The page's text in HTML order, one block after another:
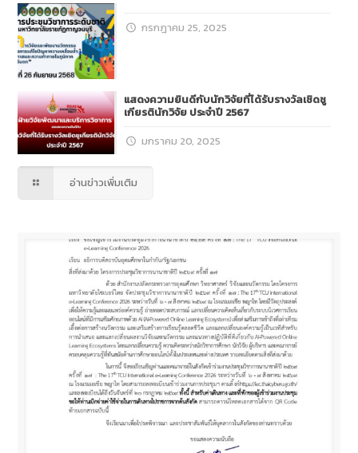
กรกฎาคม 25, 2025
แสดงความยินดีกับนักวิจัยที่ได้รับรางวัลเชิดชู
เกียรตินักวิจัย ประจำปี 2567
มกราคม 20, 2025
อ่านข่าวเพิ่มเติม